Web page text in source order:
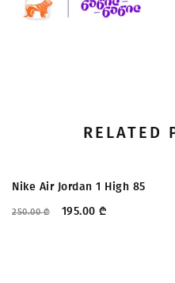
RELATED
Nike Air Jordan 1 High 85
250.00₾ 195.00 ₾